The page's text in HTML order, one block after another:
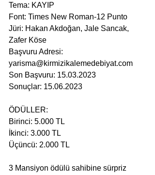
Tema: KAYIP
Font: Times New Roman-12 Punto
Jüri: Hakan Akdoğan, Jale Sancak,
Zafer Köse
Başvuru Adresi:
yarisma@kirmizikalemedebiyat.com
Son Başvuru: 15.03.2023
Sonuçlar: 15.06.2023
ÖDÜLLER:
Birinci: 5.000 TL
İkinci: 3.000 TL
Üçüncü: 2.000 TL
3 Mansiyon ödülü sahibine sürpriz